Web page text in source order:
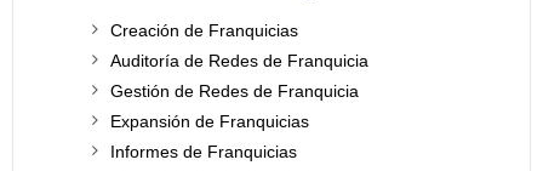
Creación de Franquicias
Auditoría de Redes de Franquicia
Gestión de Redes de Franquicia
Expansión de Franquicias
Informes de Franquicias